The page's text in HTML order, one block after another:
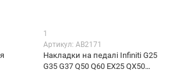
1
Артикул: AB2171
Накладки на педалі Infiniti G25
G35 G37 Q50 Q60 EX25 QX50